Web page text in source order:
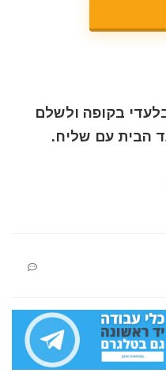
בקופה ולשלם
הבית עם שליח.